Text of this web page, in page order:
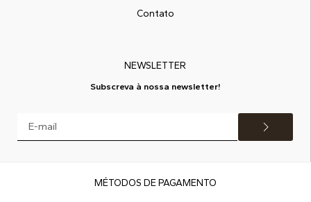
Contato
NEWSLETTER
Subscreva à nossa newsletter!
MÉTODOS DE PAGAMENTO